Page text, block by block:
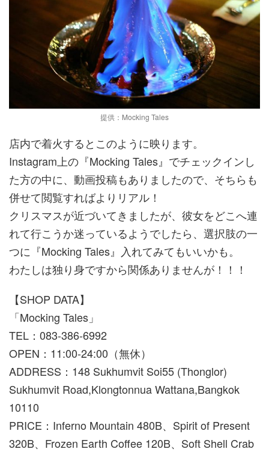
提供：Mocking Tales
店内で着火するとこのように映ります。
Instagram上の『Mocking Tales』でチェックインし
た方の中に、動画投稿もありましたので、そちらも
併せて閲覧すればよりリアル！
クリスマスが近づいてきましたが、彼女をどこへ連
れて行こうか迷っているようでしたら、選択肢の一
つに『Mocking Tales』入れてみてもいいかも。
わたしは独り身ですから関係ありませんが！！！
【SHOP DATA】
「Mocking Tales」
TEL：083-386-6992
OPEN：11:00-24:00（無休）
ADDRESS：148 Sukhumvit Soi55 (Thonglor)
Sukhumvit Road,Klongtonnua Wattana,Bangkok
10110
PRICE：Inferno Mountain 480B、Spirit of Present
320B、Frozen Earth Coffee 120B、Soft Shell Crab